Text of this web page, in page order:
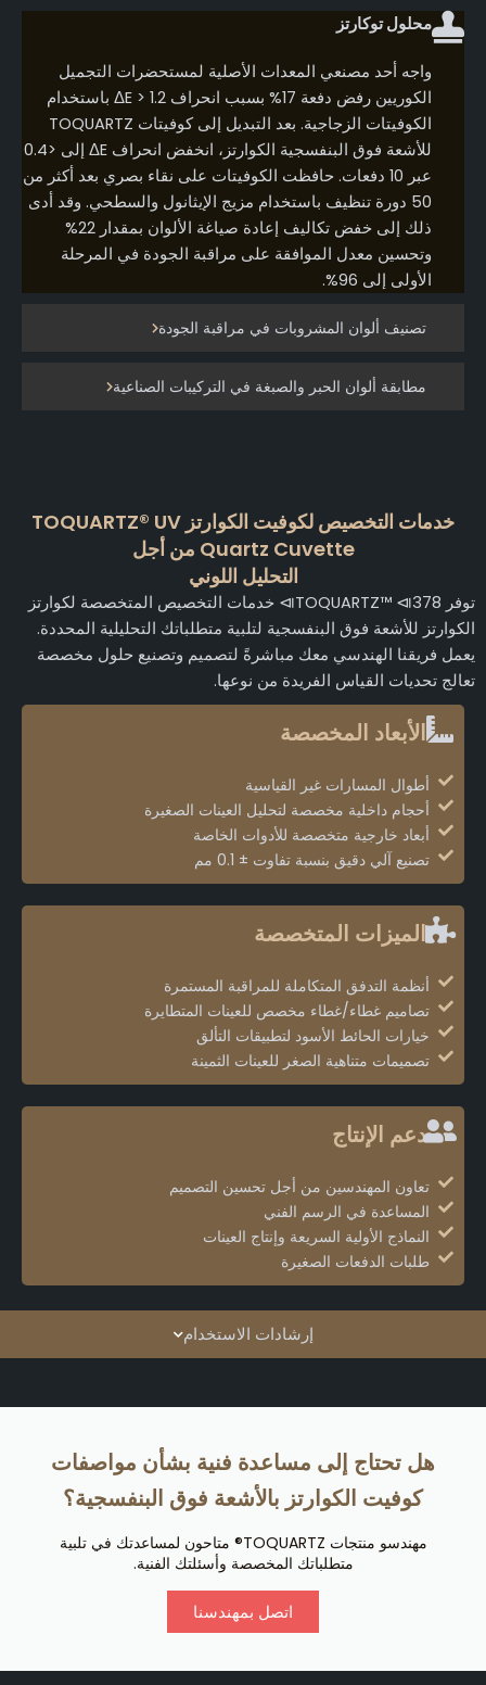
إرشادات الاستخدام
تصنيف ألوان المشروبات في مراقبة الجودة
مطابقة ألوان الحبر والصبغة في التركيبات الصناعية
محلول توكارتز
واجه أحد مصنعي المعدات الأصلية لمستحضرات التجميل
الكوريين رفض دفعة 17% بسبب انحراف ΔE > 1.2 باستخدام
الكوفيتات الزجاجية. بعد التبديل إلى كوفيتات TOQUARTZ
للأشعة فوق البنفسجية الكوارتز، انخفض انحراف ΔE إلى <0.4
عبر 10 دفعات. حافظت الكوفيتات على نقاء بصري بعد أكثر من
50 دورة تنظيف باستخدام مزيج الإيثانول والسطحي. وقد أدى
ذلك إلى خفض تكاليف إعادة صياغة الألوان بمقدار 22%
وتحسين معدل الموافقة على مراقبة الجودة في المرحلة
الأولى إلى 96%.
خدمات التخصيص لكوفيت الكوارتز TOQUARTZ® UV
Quartz Cuvette من أجل
التحليل اللوني
توفر TOQUARTZ™ ⧏378⧐ خدمات التخصيص المتخصصة لكوارتز
للأشعة فوق البنفسجية لتلبية متطلباتك التحليلية المحددة.
فريقنا الهندسي معك مباشرةً لتصميم وتصنيع حلول مخصصة
تحديات القياس الفريدة من نوعها.
الأبعاد المخصصة
أطوال المسارات غير القياسية
أحجام داخلية مخصصة لتحليل العينات الصغيرة
أبعاد خارجية متخصصة للأدوات الخاصة
تصنيع آلي دقيق بنسبة تفاوت ± 0.1 مم
الميزات المتخصصة
أنظمة التدفق المتكاملة للمراقبة المستمرة
تصاميم غطاء/غطاء مخصص للعينات المتطايرة
خيارات الحائط الأسود لتطبيقات التألق
تصميمات متناهية الصغر للعينات الثمينة
دعم الإنتاج
تعاون المهندسين من أجل تحسين التصميم
المساعدة في الرسم الفني
النماذج الأولية السريعة وإنتاج العينات
طلبات الدفعات الصغيرة
هل تحتاج إلى مساعدة فنية بشأن مواصفات
كوفيت الكوارتز بالأشعة فوق البنفسجية؟
مهندسو منتجات TOQUARTZ® متاحون لمساعدتك في تلبية
متطلباتك المخصصة وأسئلتك الفنية.
اتصل بمهندسنا